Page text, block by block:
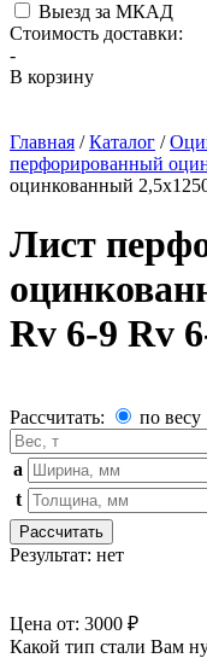
Выезд за МКАД
Стоимость доставки:
-
В корзину
Главная /Каталог /
перфорированный
оцинкованный
Лист
Rv 6-9 Rv
Рассчитать: по весу
a
t
Рассчитать
Результат: нет
Цена от: 3000 ₽
Какой тип стали Вам